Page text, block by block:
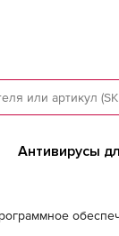
Антивирусы